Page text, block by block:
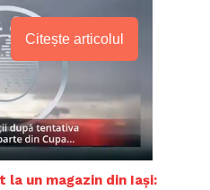
Citește articolul
la un magazin din Iași: